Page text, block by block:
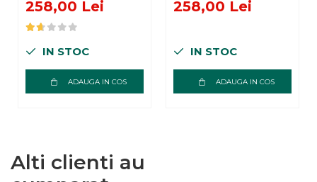
impermeabil,
cadru otel, gri
258,00 Lei
IN STOC
ADAUGA IN COS
impermeabil,
cadru otel, verde
258,00 Lei
IN STOC
ADAUGA IN COS
Alti clienti au